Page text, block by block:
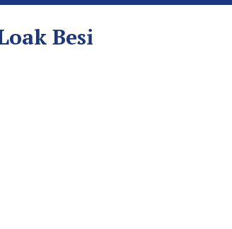
Besi